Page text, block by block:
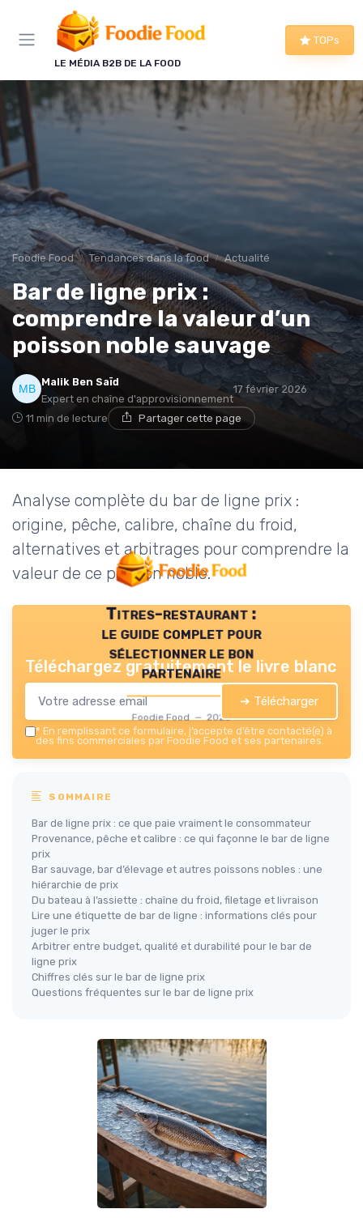
LE MÉDIA B2B DE LA FOOD
TOPs
Foodie Food Tendances dans la food Actualité
Bar de ligne prix :
comprendre la valeur d’un
poisson noble sauvage
Malik Ben Saïd
Expert en chaîne d'approvisionnement
17 février 2026
11 min de lecture Partager cette page
Analyse complète du bar de ligne prix :
origine, pêche, calibre, chaîne du froid,
alternatives et arbitrages pour comprendre la
valeur de ce poisson noble.
Titres-restaurant :
le guide complet pour
sélectionner le bon
partenaire
Foodie Food — 2026
Téléchargez gratuitement le livre blanc
➔ Télécharger
* En remplissant ce formulaire, j’accepte d’être contacté(e) à
des fins commerciales par Foodie Food et ses partenaires.
SOMMAIRE
Bar de ligne prix : ce que paie vraiment le consommateur
Provenance, pêche et calibre : ce qui façonne le bar de ligne
prix
Bar sauvage, bar d’élevage et autres poissons nobles : une
hiérarchie de prix
Du bateau à l’assiette : chaîne du froid, filetage et livraison
Lire une étiquette de bar de ligne : informations clés pour
juger le prix
Arbitrer entre budget, qualité et durabilité pour le bar de
ligne prix
Chiffres clés sur le bar de ligne prix
Questions fréquentes sur le bar de ligne prix
Panneau de gestion des cookies